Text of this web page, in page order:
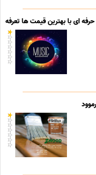
ای با بهترین قیمت ها تعرفه